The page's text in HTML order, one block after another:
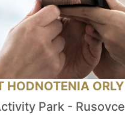
HODNOTENIA ORLY
Park - Rusovce